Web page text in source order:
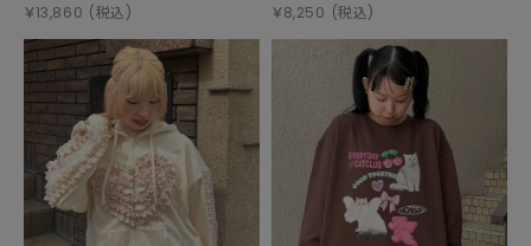
￥13,860 (税込) ￥8,250 (税込)